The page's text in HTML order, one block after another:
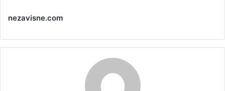
nezavisne.com